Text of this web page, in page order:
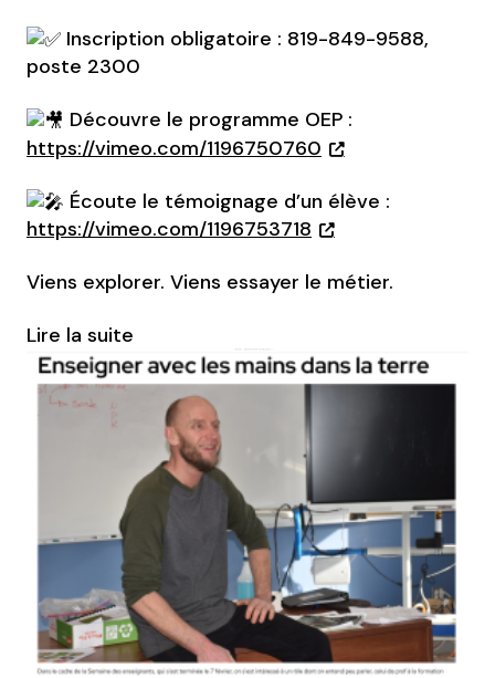
Inscription obligatoire : 819-849-9588,
poste 2300
Découvre le programme OEP :
https://vimeo.com/1196750760
Écoute le témoignage d’un élève :
https://vimeo.com/1196753718
Viens explorer. Viens essayer le métier.
Lire la suite